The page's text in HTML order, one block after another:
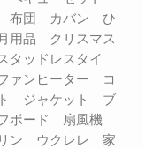
布団 カバン ひ
用品 クリスマス
ッドレスタイ
ァンヒーター コ
ジャケット ブ
ボード 扇風機
ン ウクレレ 家